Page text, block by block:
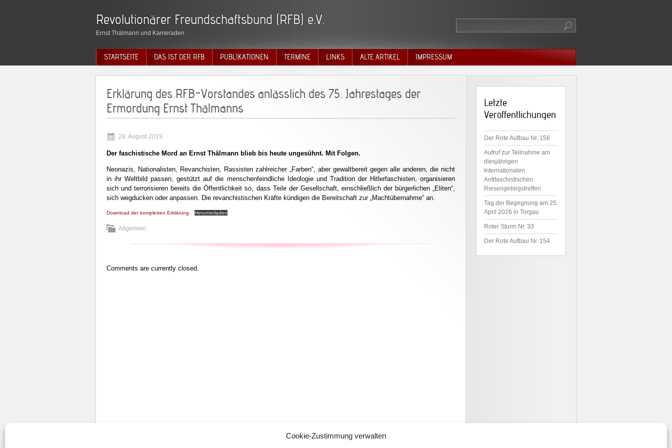
Cookie-Zustimmung verwalten
Revolutionärer Freundschaftsbund (RFB) e.V.
Ernst Thälmann und Kameraden
STARTSEITE DAS IST DER RFB PUBLIKATIONEN TERMINE LINKS ALTE ARTIKEL IMPRESSUM
Erklärung des RFB-Vorstandes anlässlich des 75. Jahrestages der
Ermordung Ernst Thälmanns
28. August 2019
Der faschistische Mord an Ernst Thälmann blieb bis heute ungesühnt. Mit Folgen.
Neonazis, Nationalisten, Revanchisten, Rassisten zahlreicher „Farben“, aber gewaltbereit gegen alle anderen, die nicht
in ihr Weltbild passen, gestützt auf die menschenfeindliche Ideologie und Tradition der Hitlerfaschisten, organisieren
sich und terrorisieren bereits die Öffentlichkeit so, dass Teile der Gesellschaft, einschließlich der bürgerlichen „Eliten“,
sich wegducken oder anpassen. Die revanchistischen Kräfte kündigen die Bereitschaft zur „Machtübernahme“ an.
Download der kompletten Erklärung Herunterladen
Allgemein
Comments are currently closed.
Letzte
Veröffentlichungen
Der Rote Aufbau Nr. 156
Aufruf zur Teilnahme am
diesjährigen
Internationalen
Antifaschistischen
Riesengebirgstreffen
Tag der Begegnung am 25.
April 2026 in Torgau
Roter Sturm Nr. 33
Der Rote Aufbau Nr. 154